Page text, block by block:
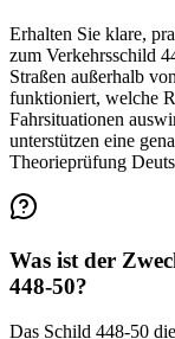
Erhalten Sie klare,
zum Verkehrsschild
Straßen außerhalb
funktioniert, welche
Fahrsituationen
unterstützen eine
Theorieprüfung
Was ist der
448-50?
Das Schild 448-50